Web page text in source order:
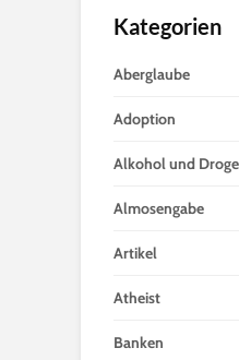
Kategorien
Aberglaube
Adoption
Alkohol und
Almosengabe
Artikel
Atheist
Banken